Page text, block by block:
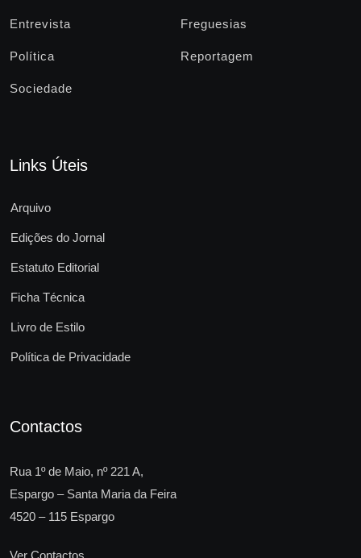
Entrevista Freguesias
Política Reportagem
Sociedade
Links Úteis
Arquivo
Edições do Jornal
Estatuto Editorial
Ficha Técnica
Livro de Estilo
Política de Privacidade
Contactos
Rua 1º de Maio, nº 221 A,
Espargo – Santa Maria da Feira
4520 – 115 Espargo
Ver Contactos